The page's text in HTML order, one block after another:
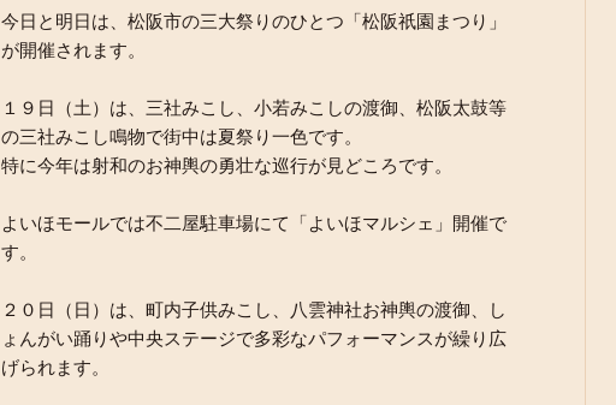
今日と明日は、松阪市の三大祭りのひとつ「松阪祇園まつり」
が開催されます。
１９日（土）は、三社みこし、小若みこしの渡御、松阪太鼓等
の三社みこし鳴物で街中は夏祭り一色です。
特に今年は射和のお神輿の勇壮な巡行が見どころです。
よいほモールでは不二屋駐車場にて「よいほマルシェ」開催で
す。
２０日（日）は、町内子供みこし、八雲神社お神輿の渡御、し
ょんがい踊りや中央ステージで多彩なパフォーマンスが繰り広
げられます。